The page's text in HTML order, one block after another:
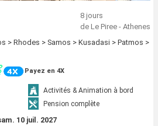
8 jours
de Le Piree - Athenes
> Rhodes > Samos > Kusadasi > Patmos >
Payez en 4X
Activités & Animation à bord
Pension complète
10 juil. 2027